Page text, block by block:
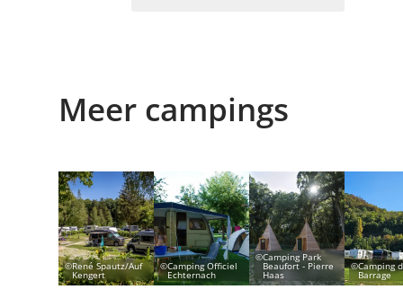
Meer campings
©René Spautz/Auf
Kengert
Details & Boek
©Camping Officiel
Echternach
Details & Boek
©Camping Park
Beaufort - Pierre
Haas
©Camping
Barrage